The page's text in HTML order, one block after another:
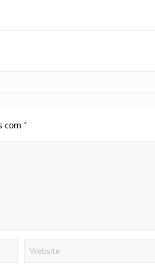
com *